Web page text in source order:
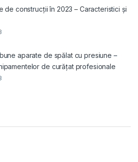
de construcții în 2023 – Caracteristici și
aparate de spălat cu presiune –
de curățat profesionale